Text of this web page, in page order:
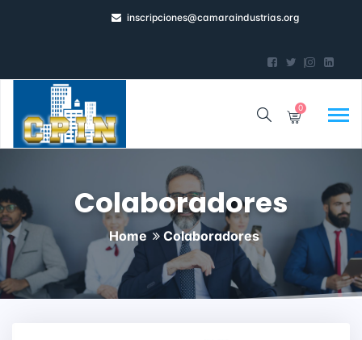
inscripciones@camaraindustrias.org
0
Colaboradores
Home Colaboradores